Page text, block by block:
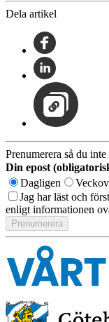
Dela artikel
Prenumerera så du
Din epost
Dagligen
Jag har läst och
enligt informationen